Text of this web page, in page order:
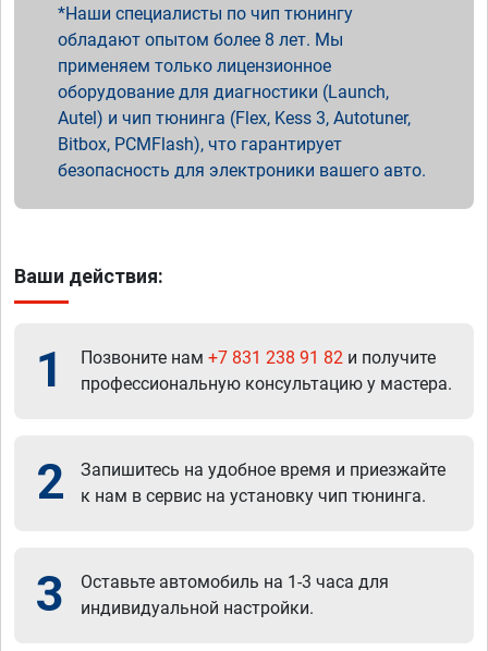
Наши специалисты по чип тюнингу
обладают опытом более 8 лет. Мы
применяем только лицензионное
оборудование для диагностики (Launch,
Autel) и чип тюнинга (Flex, Kess 3, Autotuner,
Bitbox, PCMFlash), что гарантирует
безопасность для электроники вашего авто.
Ваши действия:
1 Позвоните нам +7 831 238 91 82 и получите
профессиональную консультацию у мастера.
2
Запишитесь на удобное время и приезжайте
к нам в сервис на установку чип тюнинга.
3
Оставьте автомобиль на 1-3 часа для
индивидуальной настройки.